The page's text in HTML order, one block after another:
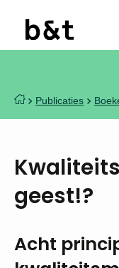
Publicaties
geest!?
Acht